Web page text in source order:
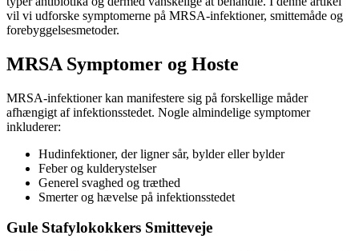
vil vi udforske symptomerne på MRSA-infektioner, smittemåde og
forebyggelsesmetoder.
MRSA Symptomer og Hoste
MRSA-infektioner kan manifestere sig på forskellige måder
afhængigt af infektionsstedet. Nogle almindelige symptomer
inkluderer:
Hudinfektioner, der ligner sår, bylder eller bylder
Feber og kulderystelser
Generel svaghed og træthed
Smerter og hævelse på infektionsstedet
Gule Stafylokokkers Smitteveje